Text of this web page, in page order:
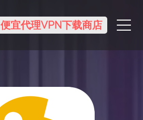
便宜代理VPN下载商店